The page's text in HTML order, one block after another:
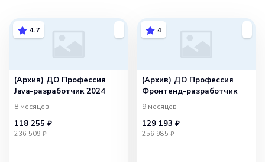
4.7
(Архив) ДО Профессия
Java-разработчик 2024
8 месяцев
118 255 ₽
236 509 ₽
4
(Архив) ДО Профессия
Фронтенд-разработчик
9 месяцев
129 193 ₽
256 985 ₽